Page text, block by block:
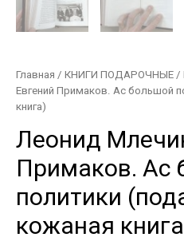
Главная / КНИГИ ПОДАРОЧНЫЕ /
Евгений Примаков. Ас большой
книга)
Леонид
Примаков. Ас
политики
кожаная